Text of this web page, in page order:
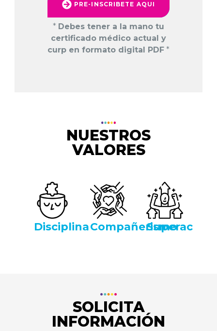
PRE-INSCRIBETE AQUI
* Debes tener a la mano tu
certificado médico actual y
curp en formato digital PDF *
NUESTROS
VALORES
DisciplinaCompañerismo
Superación
SOLICITA
INFORMACIÓN